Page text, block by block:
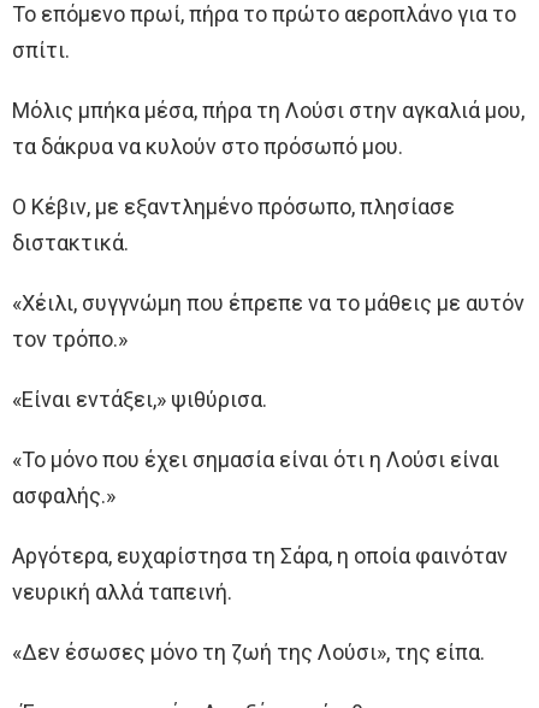
Το επόμενο πρωί, πήρα το πρώτο αεροπλάνο για το
σπίτι.
Μόλις μπήκα μέσα, πήρα τη Λούσι στην αγκαλιά μου,
τα δάκρυα να κυλούν στο πρόσωπό μου.
Ο Κέβιν, με εξαντλημένο πρόσωπο, πλησίασε
διστακτικά.
«Χέιλι, συγγνώμη που έπρεπε να το μάθεις με αυτόν
τον τρόπο.»
«Είναι εντάξει,» ψιθύρισα.
«Το μόνο που έχει σημασία είναι ότι η Λούσι είναι
ασφαλής.»
Αργότερα, ευχαρίστησα τη Σάρα, η οποία φαινόταν
νευρική αλλά ταπεινή.
«Δεν έσωσες μόνο τη ζωή της Λούσι», της είπα.